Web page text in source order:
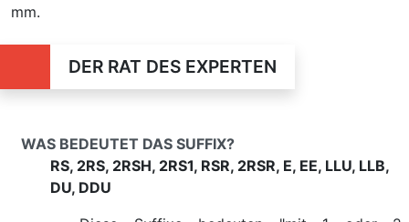
mm.
DER RAT DES EXPERTEN
WAS BEDEUTET DAS SUFFIX?
RS, 2RS, 2RSH, 2RS1, RSR, 2RSR, E, EE, LLU, LLB,
DU, DDU